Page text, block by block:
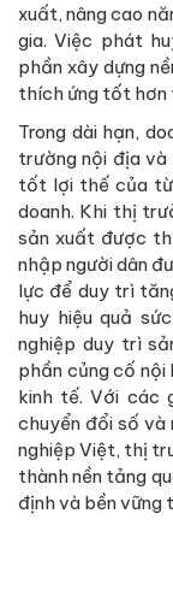
xuất, nâng cao
gia. Việc phát
phần xây dựng
thích ứng tốt hơn
Trong dài hạn,
trường nội địa và
tốt lợi thế của
doanh. Khi thị
sản xuất được
nhập người dân
lực để duy trì
huy hiệu quả
nghiệp duy trì
phần củng cố nội
kinh tế. Với các
chuyển đổi số và
nghiệp Việt, thị
thành nền tảng
định và bền vững